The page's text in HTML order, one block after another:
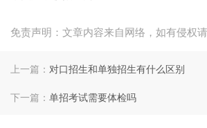
免责声明：文章内容来自网络，如有侵权请
上一篇： 对口招生和单独招生有什么区别
下一篇： 单招考试需要体检吗